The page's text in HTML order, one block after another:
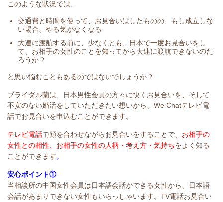
このような状況では、
交通費と時間を使って、お見合いはしたものの、もし成立しな
い場合、やる気がなくなる
大連に渡航する前に、少なくとも、日本で一度お見合いをし
て、お相手の女性のことを知ってから大連に渡航できないのだ
ろうか？
と思い悩むこともあるのではないでしょうか？
ブライダル蘭は、日本男性会員の方々に快くお見合いを、そして
不安のない婚活をしていただきたい想いから、We Chatテレビ電
話でお見合いを申込むことができます。
テレビ電話で顔を合わせながらお見合いをすることで、 お相手の
女性との相性、お相手の女性の人柄・考え方・気持ちをよく知る
ことができます。
安心ポイント①
当相談所の中国女性会員は日本語会話ができる女性から、日本語
会話があまりできない女性もいらっしゃいます。TV電話お見合い